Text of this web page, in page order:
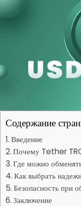
Содержание
Введение
Почему Tether
Где можно
Как выбрать
Безопасность при
Заключение